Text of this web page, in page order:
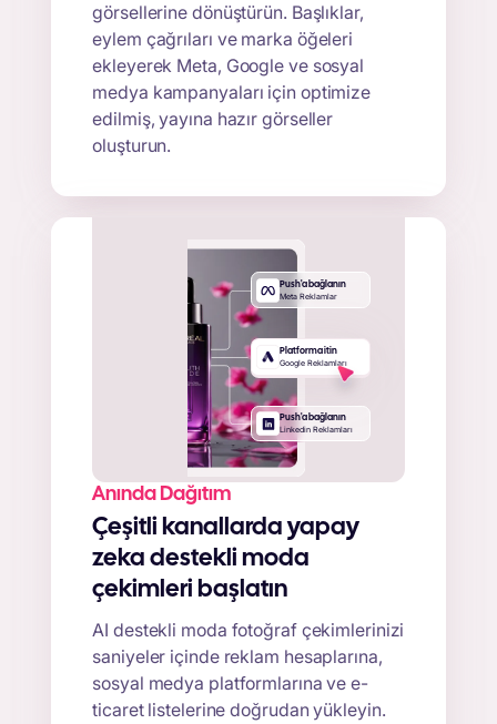
görsellerine dönüştürün. Başlıklar,
eylem çağrıları ve marka öğeleri
ekleyerek Meta, Google ve sosyal
medya kampanyaları için optimize
edilmiş, yayına hazır görseller
oluşturun.
Push'a bağlanın
Meta Reklamlar
Push'a bağlanın
Linkedin Reklamları
Platforma itin
Google Reklamları
Anında Dağıtım
Çeşitli kanallarda yapay
zeka destekli moda
çekimleri başlatın
AI destekli moda fotoğraf çekimlerinizi
saniyeler içinde reklam hesaplarına,
sosyal medya platformlarına ve e-
ticaret listelerine doğrudan yükleyin.